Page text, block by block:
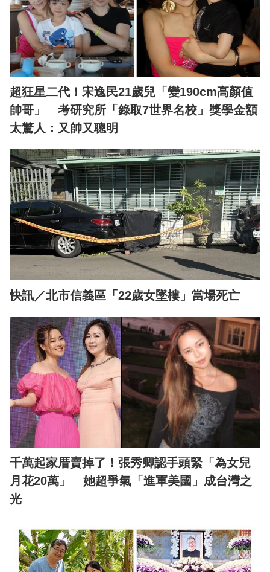
超狂星二代！宋逸民21歲兒「變190cm高顏值
帥哥」 考研究所「錄取7世界名校」獎學金額
太驚人：又帥又聰明
快訊／北市信義區「22歲女墜樓」當場死亡
千萬起家厝賣掉了！張秀卿認手頭緊「為女兒
月花20萬」 她超爭氣「進軍美國」成台灣之
光